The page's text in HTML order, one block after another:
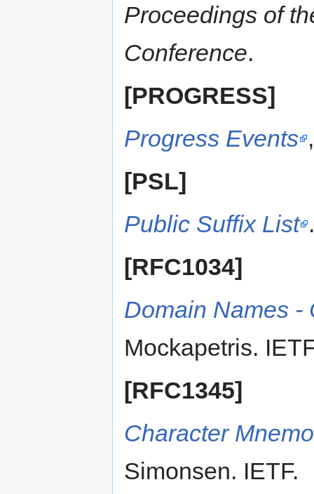
Proceedings of
Conference.
[PROGRESS]
Progress Events
[PSL]
Public Suffix List
[RFC1034]
Domain Names -
Mockapetris.
[RFC1345]
Character
Simonsen. IETF.